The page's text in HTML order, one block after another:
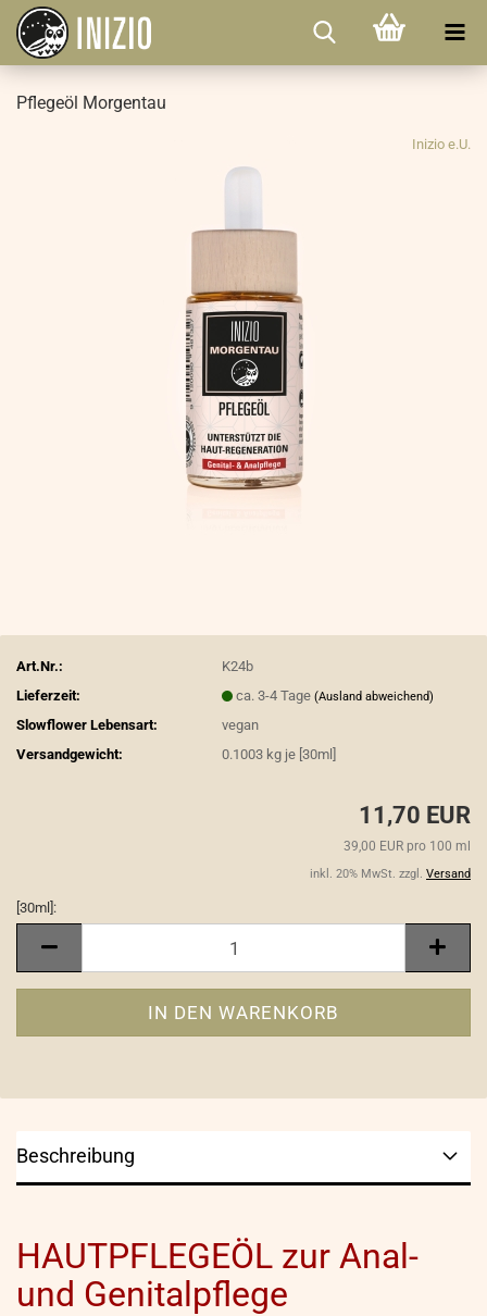
Pflegeöl Morgentau
Inizio e.U.
Art.Nr.:
K24b
Lieferzeit:
ca. 3-4 Tage(Ausland abweichend)
Slowflower Lebensart:
vegan
Versandgewicht:
0.1003 kg je [30ml]
11,70 EUR
39,00 EUR pro 100 ml
inkl. 20% MwSt. zzgl. Versand
[30ml]:
Beschreibung
HAUTPFLEGEÖL zur Anal-
und Genitalpflege